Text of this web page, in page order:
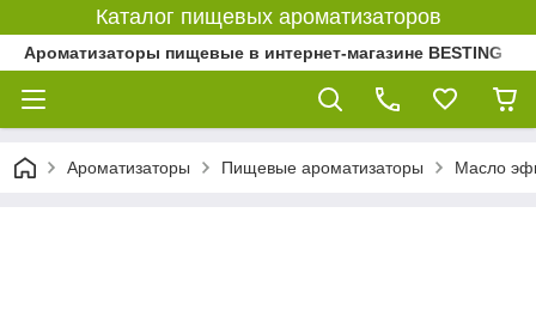
Каталог пищевых ароматизаторов
Ароматизаторы пищевые в интернет-магазине BESTING
Ароматизаторы Пищевые ароматизаторы Масло